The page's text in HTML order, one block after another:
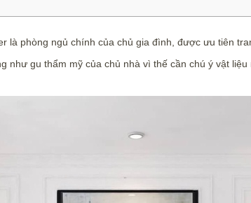
là phòng ngủ chính của chủ gia đình, được ưu tiên
như gu thẩm mỹ của chủ nhà vì thế cần chú ý vật